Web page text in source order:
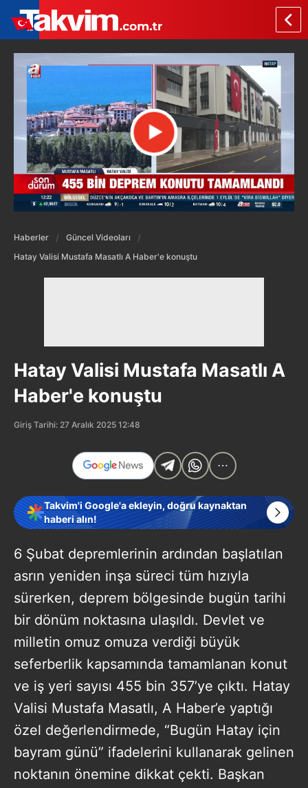
Haberler
Güncel Videoları
Hatay Valisi Mustafa Masatlı A Haber'e konuştu
Hatay Valisi Mustafa Masatlı A
Haber'e konuştu
Giriş Tarihi: 27 Aralık 2025 12:48
Takvim'i Google'a ekleyin, doğru kaynaktan
haberi alın!
6 Şubat depremlerinin ardından başlatılan
asrın yeniden inşa süreci tüm hızıyla
sürerken, deprem bölgesinde bugün tarihi
bir dönüm noktasına ulaşıldı. Devlet ve
milletin omuz omuza verdiği büyük
seferberlik kapsamında tamamlanan konut
ve iş yeri sayısı 455 bin 357’ye çıktı. Hatay
Valisi Mustafa Masatlı, A Haber’e yaptığı
özel değerlendirmede, “Bugün Hatay için
bayram günü” ifadelerini kullanarak gelinen
noktanın önemine dikkat çekti. Başkan